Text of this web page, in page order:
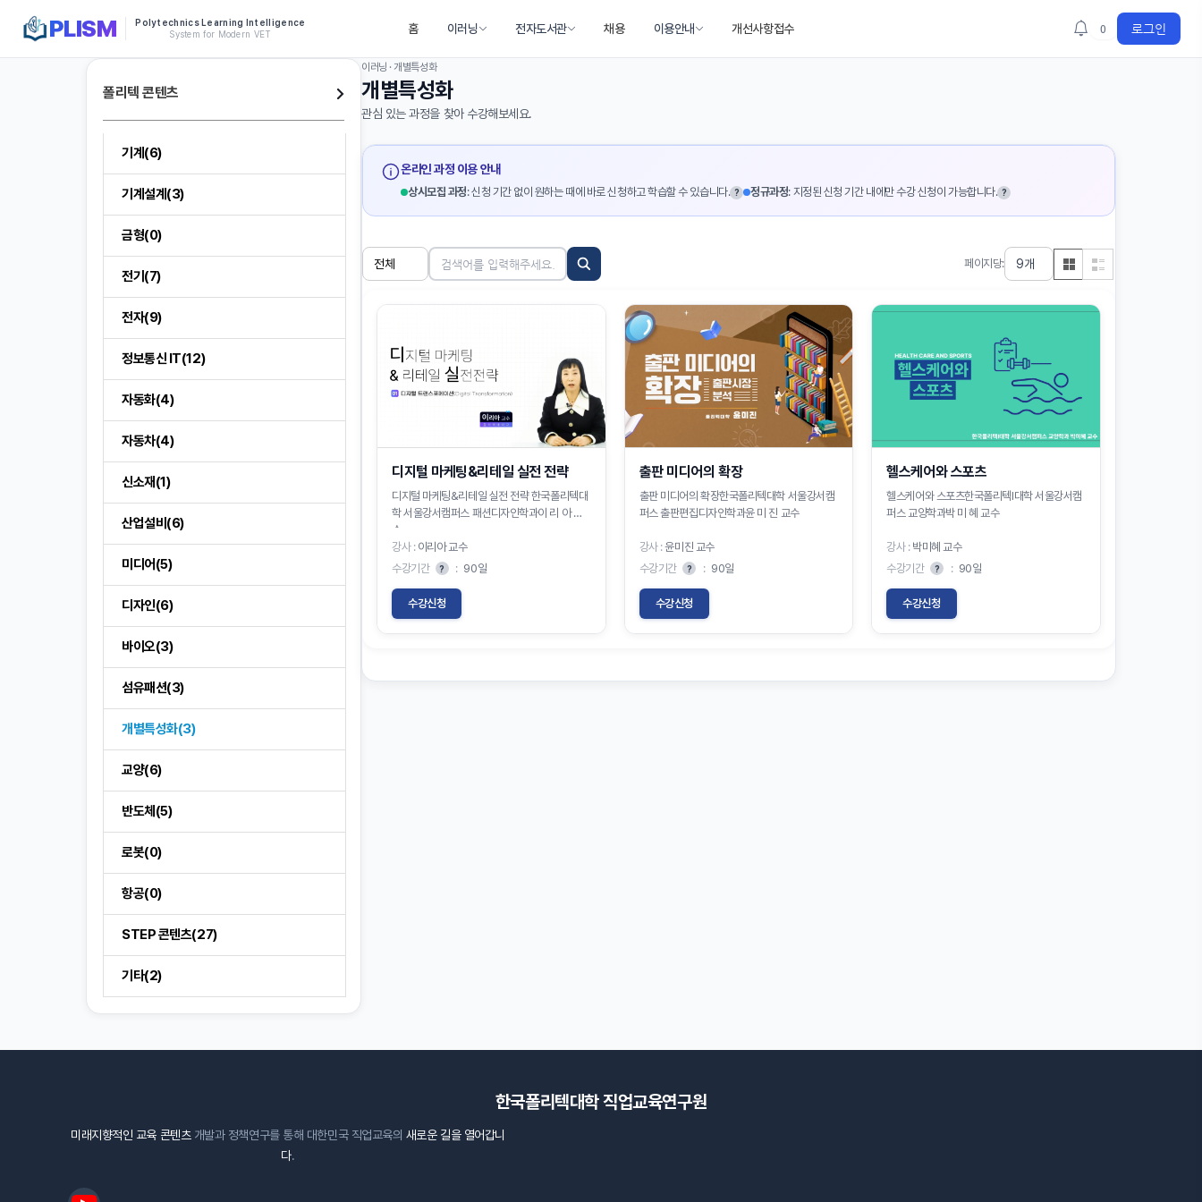
PLISM
Polytechnics Learning Intelligence
System for Modern VET
홈 이러닝 전자도서관 채용 이용안내 개선사항접수 0 로그인
폴리텍 콘텐츠
기계(6)
기계설계(3)
금형(0)
전기(7)
전자(9)
정보통신 IT(12)
자동화(4)
자동차(4)
신소재(1)
산업설비(6)
미디어(5)
디자인(6)
바이오(3)
섬유패션(3)
개별특성화(3)
교양(6)
반도체(5)
로봇(0)
항공(0)
STEP 콘텐츠(27)
기타(2)
이러닝 · 개별특성화
개별특성화
관심 있는 과정을 찾아 수강해보세요.
온라인 과정 이용 안내
상시모집 과정: 신청 기간 없이 원하는 때에 바로 신청하고 학습할 수 있습니다. ? 정규과정: 지정된 신청 기간 내에만 수강 신청이 가능합니다. ?
페이지당:
디지털 마케팅&리테일 실전 전략
디지털 마케팅&리테일 실전 전략 한국폴리텍대
학 서울강서캠퍼스 패션디자인학과이 리 아 교
수
강사 : 이리아 교수
수강기간
? : 90일
수강신청
출판 미디어의 확장
출판 미디어의 확장한국폴리텍대학 서울강서캠
퍼스 출판편집디자인학과윤 미 진 교수
강사 :윤미진 교수
수강기간
? : 90일
수강신청
헬스케어와 스포츠
헬스케어와 스포츠한국폴리텍Ⅰ대학 서울강서캠
퍼스 교양학과박 미 혜 교수
강사 : 박미혜 교수
수강기간
? : 90일
수강신청
한국폴리텍대학 직업교육연구원
미래지향적인 교육 콘텐츠 개발과 정책연구를 통해 대한민국 직업교육의 새로운 길을 열어갑니
다.